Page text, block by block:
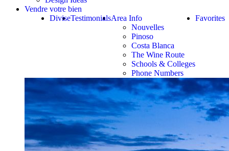
Vendre votre bien
Favorites
Area Info
Nouvelles
Pinoso
Costa Blanca
The Wine Route
Schools & Colleges
Phone Numbers
Testimonials
Divise